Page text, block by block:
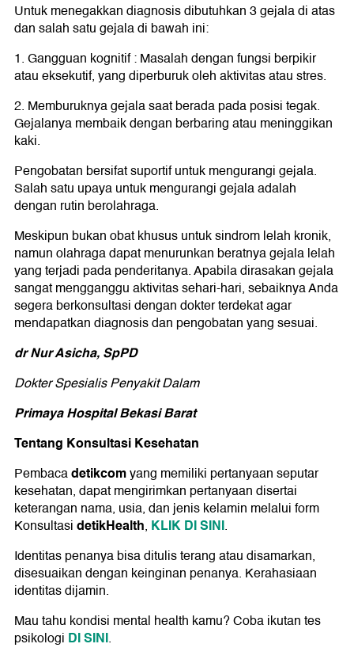
Untuk menegakkan diagnosis dibutuhkan 3 gejala di atas
dan salah satu gejala di bawah ini:
1. Gangguan kognitif : Masalah dengan fungsi berpikir
atau eksekutif, yang diperburuk oleh aktivitas atau stres.
2. Memburuknya gejala saat berada pada posisi tegak.
Gejalanya membaik dengan berbaring atau meninggikan
kaki.
Pengobatan bersifat suportif untuk mengurangi gejala.
Salah satu upaya untuk mengurangi gejala adalah
dengan rutin berolahraga.
Meskipun bukan obat khusus untuk sindrom lelah kronik,
namun olahraga dapat menurunkan beratnya gejala lelah
yang terjadi pada penderitanya. Apabila dirasakan gejala
sangat mengganggu aktivitas sehari-hari, sebaiknya Anda
segera berkonsultasi dengan dokter terdekat agar
mendapatkan diagnosis dan pengobatan yang sesuai.
dr Nur Asicha, SpPD
Dokter Spesialis Penyakit Dalam
Primaya Hospital Bekasi Barat
Tentang Konsultasi Kesehatan
Pembacadetikcomyang memiliki pertanyaan seputar
kesehatan, dapat mengirimkan pertanyaan disertai
keterangan nama, usia, dan jenis kelamin melalui form
KonsultasidetikHealth, KLIK DI SINI.
Identitas penanya bisa ditulis terang atau disamarkan,
disesuaikan dengan keinginan penanya. Kerahasiaan
identitas dijamin.
Mau tahu kondisi mental health kamu? Coba ikutan tes
psikologi DI SINI.